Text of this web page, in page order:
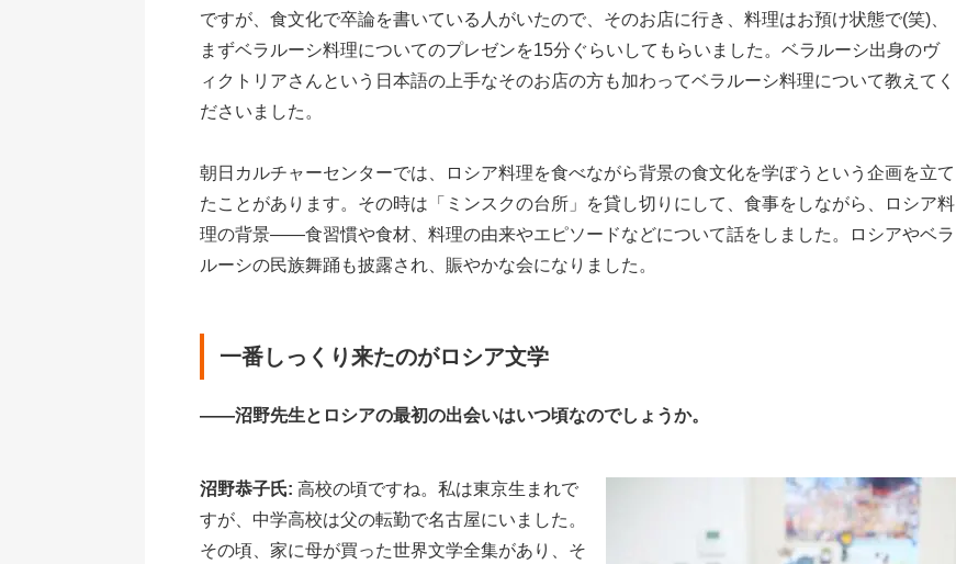
ですが、食文化で卒論を書いている人がいたので、そのお店に行き、料理はお預け状態で(笑)、
まずベラルーシ料理についてのプレゼンを15分ぐらいしてもらいました。ベラルーシ出身のヴ
ィクトリアさんという日本語の上手なそのお店の方も加わってベラルーシ料理について教えてく
ださいました。
朝日カルチャーセンターでは、ロシア料理を食べながら背景の食文化を学ぼうという企画を立て
たことがあります。その時は「ミンスクの台所」を貸し切りにして、食事をしながら、ロシア料
理の背景――食習慣や食材、料理の由来やエピソードなどについて話をしました。ロシアやベラ
ルーシの民族舞踊も披露され、賑やかな会になりました。
一番しっくり来たのがロシア文学
――沼野先生とロシアの最初の出会いはいつ頃なのでしょうか。
沼野恭子氏: 高校の頃ですね。私は東京生まれで
すが、中学高校は父の転勤で名古屋にいました。
その頃、家に母が買った世界文学全集があり、そ